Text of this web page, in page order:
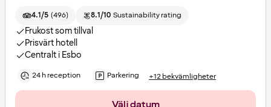
4.1/5 (496) 8.1/10 Sustainability rating
Frukost som tillval
Prisvärt hotell
Centralt i Esbo
24 h reception Parkering +12 bekvämligheter